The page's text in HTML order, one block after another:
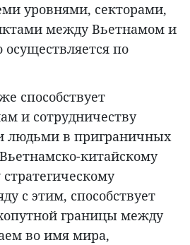
уровнями, секторами,
между Вьетнамом и
по
способствует
и сотрудничеству
людьми в приграничных
китайскому
с этим, способствует
границы между
во имя мира,